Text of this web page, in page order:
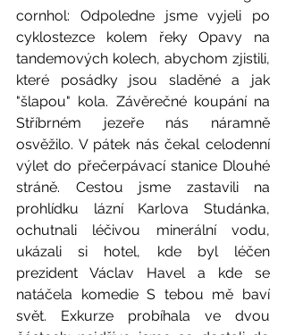
cornhol: Odpoledne jsme vyjeli po
cyklostezce kolem řeky Opavy na
tandemových kolech, abychom zjistili,
které posádky jsou sladěné a jak
"šlapou" kola. Závěrečné koupání na
Stříbrném jezeře nás náramně
osvěžilo. V pátek nás čekal celodenní
výlet do přečerpávací stanice Dlouhé
stráně. Cestou jsme zastavili na
prohlídku lázní Karlova Studánka,
ochutnali léčivou minerální vodu,
ukázali si hotel, kde byl léčen
prezident Václav Havel a kde se
natáčela komedie S tebou mě baví
svět. Exkurze probíhala ve dvou